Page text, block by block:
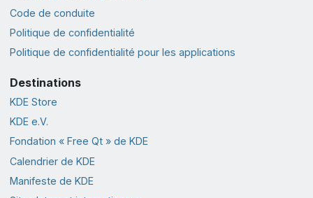
Code de conduite
Politique de confidentialité
Politique de confidentialité pour les applications
Destinations
KDE Store
KDE e.V.
Fondation « Free Qt » de KDE
Calendrier de KDE
Manifeste de KDE